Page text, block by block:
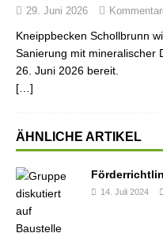
29. Juni 2026
Kneippbecken Schollbrunn
Sanierung mit mineralischer
26. Juni 2026 bereit.
[…]
ÄHNLICHE ARTIKEL
14. Juli 2024